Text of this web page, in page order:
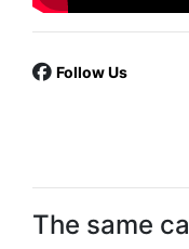
Follow Us
The same